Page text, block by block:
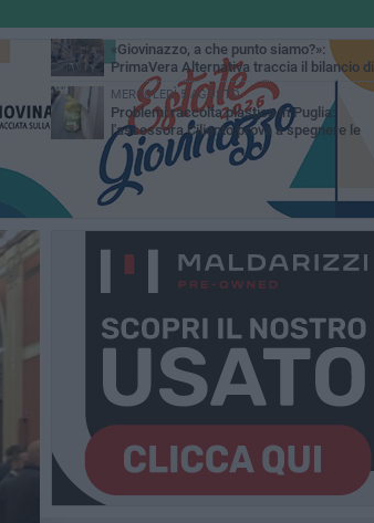
LUNEDÌ 3 AGOSTO
«Giovinazzo, a che punto siamo?»:
PrimaVera Alternativa traccia il bilancio di
4 anni di Sollecito
MERCOLEDÌ 5 AGOSTO
Problemi raccolta plastica in Puglia:
l'assessora Ciliento prova a spegnere le
polemiche